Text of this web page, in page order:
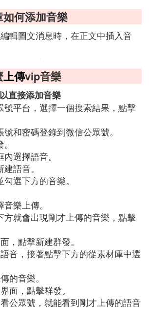
何添加音樂
輯圖文消息時，在正文中插入音
上傳vip音樂
直接添加音樂
號平台，選擇一個搜索結果，點擊
和密碼登錄到微信公眾號。
選擇語音。
語音。
選下方的音樂。
樂上傳。
方就會出現剛才上傳的音樂，點擊
，點擊新建群發。
音，接著點擊下方的從素材庫中選
的音樂。
面，點擊群發。
公眾號，就能看到剛才上傳的語音